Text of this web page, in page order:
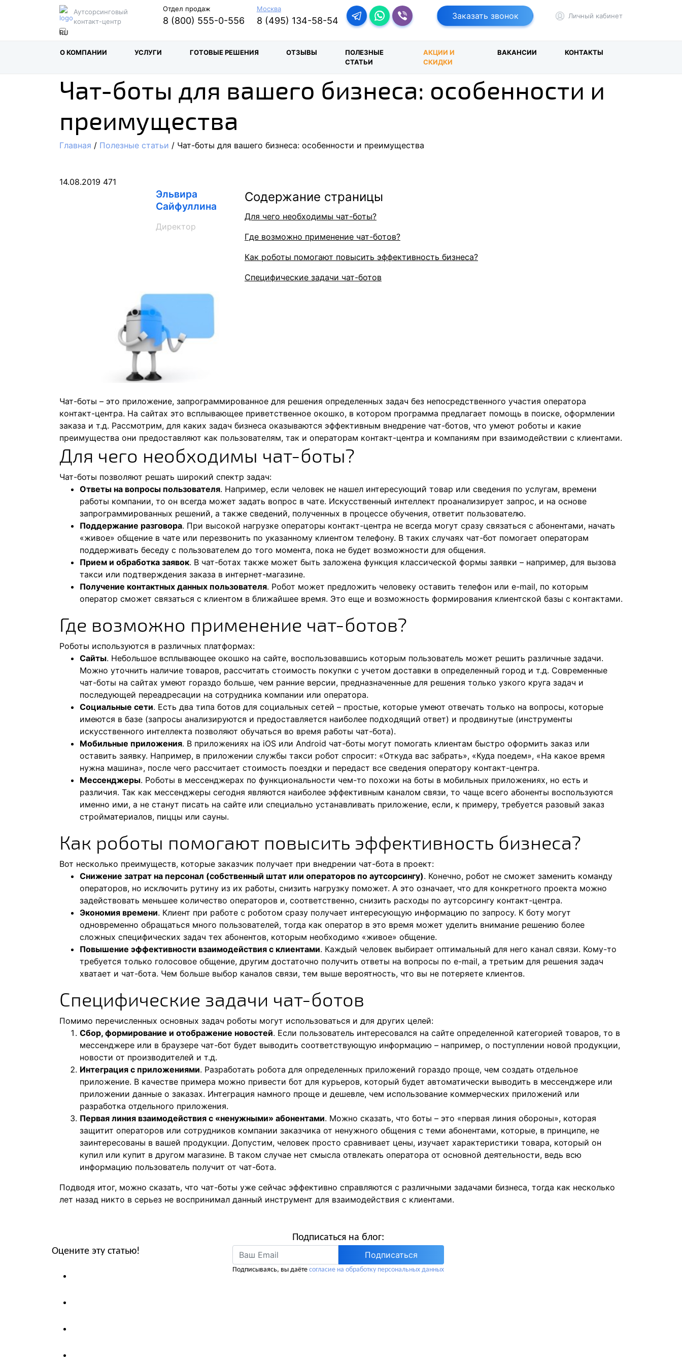
Аутсорсинговый
контакт-центр
Отдел продаж
8 (800) 555-0-556
Москва
8 (495) 134-58-54
Перейти в телеграм-бот
Перейти в Ватсап
Перейти в ВайберЗаказать звонок Личный кабинет
О КОМПАНИИ УСЛУГИ ГОТОВЫЕ РЕШЕНИЯ ОТЗЫВЫ
ПОЛЕЗНЫЕ
СТАТЬИ
АКЦИИ И
СКИДКИ
ВАКАНСИИ КОНТАКТЫ
Чат-боты для вашего бизнеса: особенности и
преимущества
Главная / Полезные статьи / Чат-боты для вашего бизнеса: особенности и преимущества
14.08.2019 471
Эльвира
Сайфуллина
Директор
Содержание страницы
Для чего необходимы чат-боты?
Где возможно применение чат-ботов?
Как роботы помогают повысить эффективность бизнеса?
Специфические задачи чат-ботов
Чат-боты – это приложение, запрограммированное для решения определенных задач без непосредственного участия оператора
контакт-центра. На сайтах это всплывающее приветственное окошко, в котором программа предлагает помощь в поиске, оформлении
заказа и т.д. Рассмотрим, для каких задач бизнеса оказываются эффективным внедрение чат-ботов, что умеют роботы и какие
преимущества они предоставляют как пользователям, так и операторам контакт-центра и компаниям при взаимодействии с клиентами.
Для чего необходимы чат-боты?
Чат-боты позволяют решать широкий спектр задач:
Ответы на вопросы пользователя. Например, если человек не нашел интересующий товар или сведения по услугам, времени
работы компании, то он всегда может задать вопрос в чате. Искусственный интеллект проанализирует запрос, и на основе
запрограммированных решений, а также сведений, полученных в процессе обучения, ответит пользователю.
Поддержание разговора. При высокой нагрузке операторы контакт-центра не всегда могут сразу связаться с абонентами, начать
«живое» общение в чате или перезвонить по указанному клиентом телефону. В таких случаях чат-бот помогает операторам
поддерживать беседу с пользователем до того момента, пока не будет возможности для общения.
Прием и обработка заявок. В чат-ботах также может быть заложена функция классической формы заявки – например, для вызова
такси или подтверждения заказа в интернет-магазине.
Получение контактных данных пользователя. Робот может предложить человеку оставить телефон или e-mail, по которым
оператор сможет связаться с клиентом в ближайшее время. Это еще и возможность формирования клиентской базы с контактами.
Где возможно применение чат-ботов?
Роботы используются в различных платформах:
Сайты. Небольшое всплывающее окошко на сайте, воспользовавшись которым пользователь может решить различные задачи.
Можно уточнить наличие товаров, рассчитать стоимость покупки с учетом доставки в определенный город и т.д. Современные
чат-боты на сайтах умеют гораздо больше, чем ранние версии, предназначенные для решения только узкого круга задач и
последующей переадресации на сотрудника компании или оператора.
Социальные сети. Есть два типа ботов для социальных сетей – простые, которые умеют отвечать только на вопросы, которые
имеются в базе (запросы анализируются и предоставляется наиболее подходящий ответ) и продвинутые (инструменты
искусственного интеллекта позволяют обучаться во время работы чат-бота).
Мобильные приложения. В приложениях на iOS или Android чат-боты могут помогать клиентам быстро оформить заказ или
оставить заявку. Например, в приложении службы такси робот спросит: «Откуда вас забрать», «Куда поедем», «На какое время
нужна машина», после чего рассчитает стоимость поездки и передаст все сведения оператору контакт-центра.
Мессенджеры. Роботы в мессенджерах по функциональности чем-то похожи на боты в мобильных приложениях, но есть и
различия. Так как мессенджеры сегодня являются наиболее эффективным каналом связи, то чаще всего абоненты воспользуются
именно ими, а не станут писать на сайте или специально устанавливать приложение, если, к примеру, требуется разовый заказ
стройматериалов, пиццы или сауны.
Как роботы помогают повысить эффективность бизнеса?
Вот несколько преимуществ, которые заказчик получает при внедрении чат-бота в проект:
Снижение затрат на персонал (собственный штат или операторов по аутсорсингу). Конечно, робот не сможет заменить команду
операторов, но исключить рутину из их работы, снизить нагрузку поможет. А это означает, что для конкретного проекта можно
задействовать меньшее количество операторов и, соответственно, снизить расходы по аутсорсингу контакт-центра.
Экономия времени. Клиент при работе с роботом сразу получает интересующую информацию по запросу. К боту могут
одновременно обращаться много пользователей, тогда как оператор в это время может уделить внимание решению более
сложных специфических задач тех абонентов, которым необходимо «живое» общение.
Повышение эффективности взаимодействия с клиентами. Каждый человек выбирает оптимальный для него канал связи. Кому-то
требуется только голосовое общение, другим достаточно получить ответы на вопросы по e-mail, а третьим для решения задач
хватает и чат-бота. Чем больше выбор каналов связи, тем выше вероятность, что вы не потеряете клиентов.
Специфические задачи чат-ботов
Помимо перечисленных основных задач роботы могут использоваться и для других целей:
Сбор, формирование и отображение новостей. Если пользователь интересовался на сайте определенной категорией товаров, то в
мессенджере или в браузере чат-бот будет выводить соответствующую информацию – например, о поступлении новой продукции,
новости от производителей и т.д.
Интеграция с приложениями. Разработать робота для определенных приложений гораздо проще, чем создать отдельное
приложение. В качестве примера можно привести бот для курьеров, который будет автоматически выводить в мессенджере или
приложении данные о заказах. Интеграция намного проще и дешевле, чем использование коммерческих приложений или
разработка отдельного приложения.
Первая линия взаимодействия с «ненужными» абонентами. Можно сказать, что боты – это «первая линия обороны», которая
защитит операторов или сотрудников компании заказчика от ненужного общения с теми абонентами, которые, в принципе, не
заинтересованы в вашей продукции. Допустим, человек просто сравнивает цены, изучает характеристики товара, который он
купил или купит в другом магазине. В таком случае нет смысла отвлекать оператора от основной деятельности, ведь всю
информацию пользователь получит от чат-бота.
Подводя итог, можно сказать, что чат-боты уже сейчас эффективно справляются с различными задачами бизнеса, тогда как несколько
лет назад никто в серьез не воспринимал данный инструмент для взаимодействия с клиентами.
Оцените эту статью!
Подписаться на блог:
Подписаться
Подписываясь, вы даёте согласие на обработку персональных данных